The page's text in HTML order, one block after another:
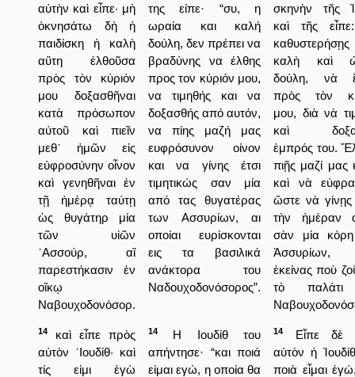
αὐτὴν καὶ εἶπε· μὴ
ὀκνησάτω δὴ ἡ
παιδίσκη ἡ καλὴ
αὕτη ἐλθοῦσα
πρὸς τὸν κύριόν
μου δοξασθῆναι
κατὰ πρόσωπον
αὐτοῦ καὶ πιεῖν
μεθ᾿ ἡμῶν εἰς
εὐφροσύνην οἶνον
καὶ γενηθῆναι ἐν
τῇ ἡμέρᾳ ταύτῃ
ὡς θυγάτηρ μία
τῶν υἱῶν
᾿Ασσούρ, αἳ
παρεστήκασιν ἐν
οἴκῳ
Ναβουχοδονόσορ.
της είπε· “συ, η
ωραία και καλή
δούλη, δεν πρέπει να
βραδύνης να έλθης
προς τον κύριόν μου,
να τιμηθής και να
δοξασθής από αυτόν,
να πίης μαζή μας
ευφρόσυνον οίνον
και να γίνης έτσι
τιμητικώς σαν μία
από τας θυγατέρας
των Ασσυρίων, αι
οποίαι ευρίσκονται
εις τα βασιλικά
ανάκτορα του
Ναδουχοδονόσορος”.
σκηνὴν τῆς
καὶ τῆς
καλὴ καὶ
δούλη, νὰ
πρὸς τὸν
μου, διὰ νὰ
καὶ
ἐμπρός του.
πιῇς μαζί μας
καὶ νὰ
ὥστε νὰ
τὴν ἡμέραν
σὰν μία
Ἀσσυρίων,
ἐκείνας ποὺ
τὸ παλάτι
14
καὶ εἶπε πρὸς
αὐτὸν ᾿Ιουδίθ· καὶ
τίς εἰμι ἐγὼ
14
Η Ιουδίθ του
απήντησε· “και ποιά
είμαι εγώ, η οποία θα
14
Εἶπε δὲ
αὐτὸν ἡ
ποιὰ εἶμαι